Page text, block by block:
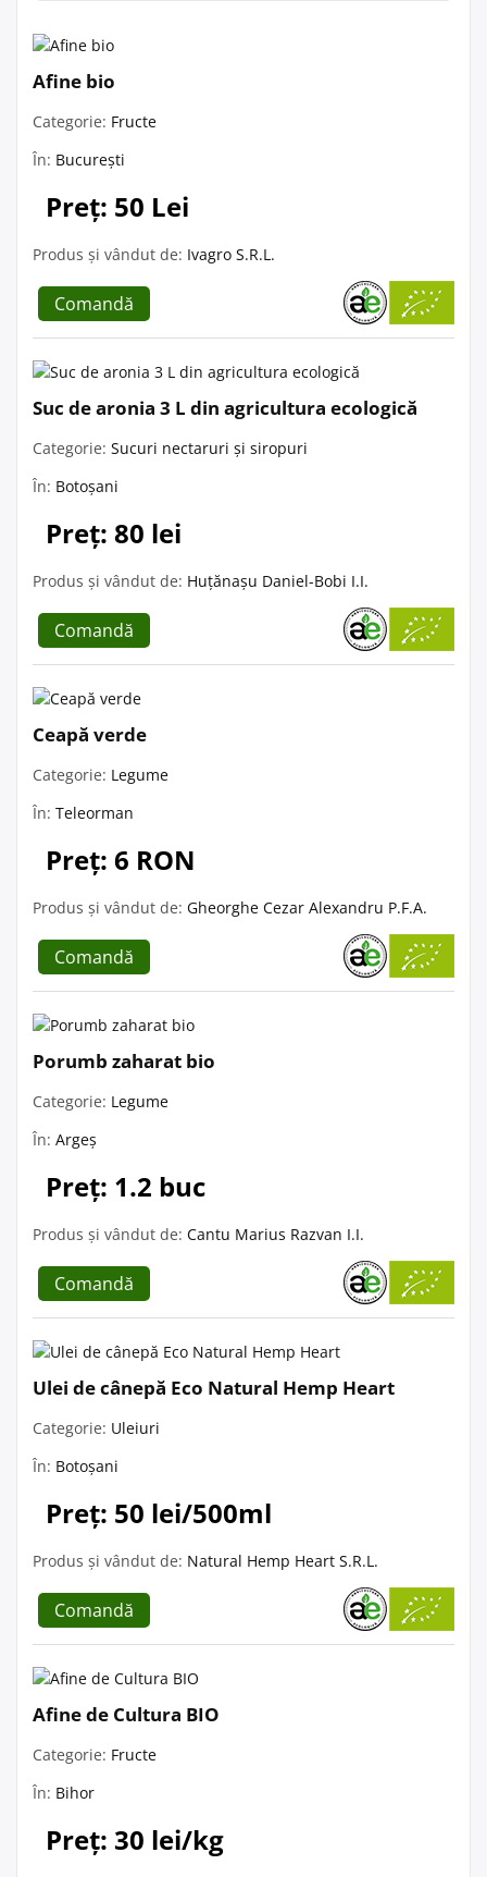
Afine bio
Categorie: Fructe
În: București
Preț: 50 Lei
Produs și vândut de: Ivagro S.R.L.
Comandă
Suc de aronia 3 L din agricultura ecologică
Categorie: Sucuri nectaruri și siropuri
În: Botoșani
Preț: 80 lei
Produs și vândut de: Huțănașu Daniel-Bobi I.I.
Comandă
Ceapă verde
Categorie: Legume
În: Teleorman
Preț: 6 RON
Produs și vândut de: Gheorghe Cezar Alexandru P.F.A.
Comandă
Porumb zaharat bio
Categorie: Legume
În: Argeș
Preț: 1.2 buc
Produs și vândut de: Cantu Marius Razvan I.I.
Comandă
Ulei de cânepă Eco Natural Hemp Heart
Categorie: Uleiuri
În: Botoșani
Preț: 50 lei/500ml
Produs și vândut de: Natural Hemp Heart S.R.L.
Comandă
Afine de Cultura BIO
Categorie: Fructe
În: Bihor
Preț: 30 lei/kg